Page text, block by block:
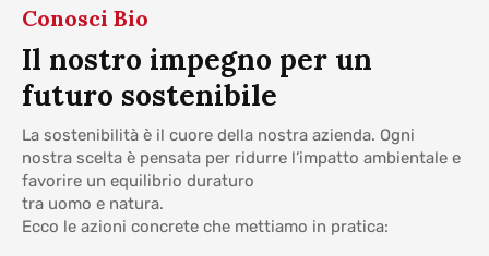
Conosci Bio
Il nostro impegno per un
futuro sostenibile
La sostenibilità è il cuore della nostra azienda. Ogni
nostra scelta è pensata per ridurre l’impatto ambientale e
favorire un equilibrio duraturo
tra uomo e natura.
Ecco le azioni concrete che mettiamo in pratica: